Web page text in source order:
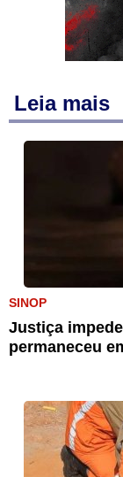
Leia mais
SINOP
Justiça
permaneceu